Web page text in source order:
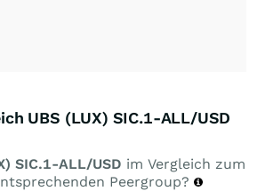
UBS (LUX) SIC.1-ALL/USD
SIC.1-ALL/USD im Vergleich zum
Peergroup?